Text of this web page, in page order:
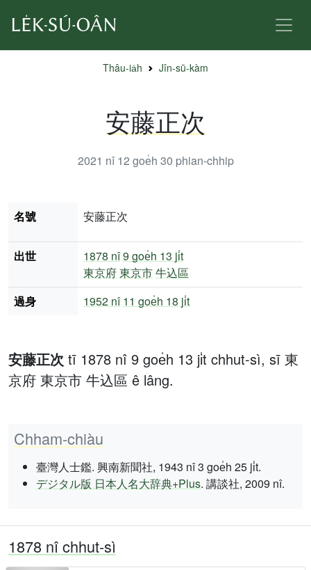
Thâu-ia̍h Jîn-sū-kàm
安藤正次
2021 nî 12 goe̍h 30 phian-chhip
安藤正次 tī 1878 nî 9 goe̍h 13 ji̍t chhut-sì, sī 東
京府 東京市 牛込區 ê lâng.
Chham-chiàu
臺灣人士鑑. 興南新聞社, 1943 nî 3 goe̍h 25 ji̍t.
デジタル版 日本人名大辞典+Plus. 講談社, 2009 nî.
名號 安藤正次
出世 1878 nî9 goe̍h 13 ji̍t
東京府東京市牛込區
過身
1952 nî 11 goe̍h 18 ji̍t
1878 nî chhut-sì